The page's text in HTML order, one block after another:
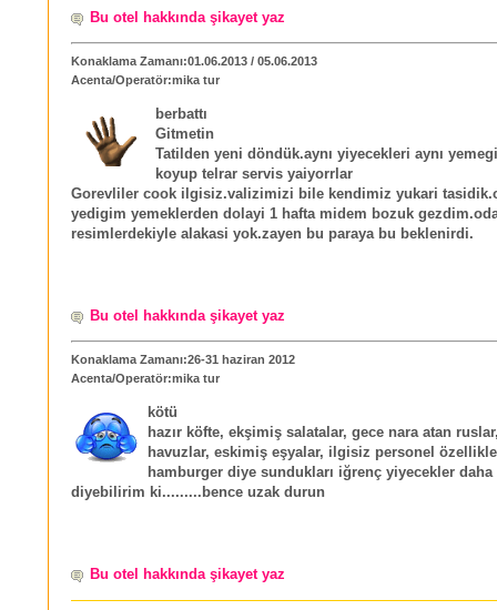
Bu otel hakkında şikayet yaz
Konaklama Zamanı:01.06.2013 / 05.06.2013
Acenta/Operatör:mika tur
berbattı
Gitmetin
Tatilden yeni döndük.aynı yiyecekleri aynı
koyup telrar servis yaiyorrlar
Gorevliler cook ilgisiz.valizimizi bile kendimiz yukari
yedigim yemeklerden dolayi 1 hafta midem bozuk
resimlerdekiyle alakasi yok.zayen bu paraya bu beklenirdi.
Bu otel hakkında şikayet yaz
Konaklama Zamanı:26-31 haziran 2012
Acenta/Operatör:mika tur
kötü
hazır köfte, ekşimiş salatalar, gece nara atan
havuzlar, eskimiş eşyalar, ilgisiz personel
hamburger diye sundukları iğrenç yiyecekler daha
diyebilirim ki.........bence uzak durun
Bu otel hakkında şikayet yaz